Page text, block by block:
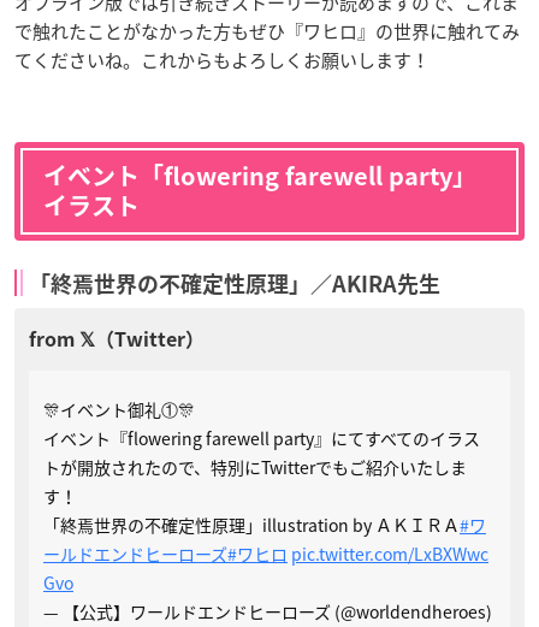
で触れたことがなかった方もぜひ『ワヒロ』の世界に触れてみ
てくださいね。これからもよろしくお願いします！
イベント「flowering farewell party」
イラスト
「終焉世界の不確定性原理」／AKIRA先生
🎊イベント御礼①🎊
イベント『flowering farewell party』にてすべてのイラス
トが開放されたので、特別にTwitterでもご紹介いたしま
す！
「終焉世界の不確定性原理」illustration by ＡＫＩＲＡ#ワ
ールドエンドヒーローズ#ワヒロ pic.twitter.com/LxBXWwc
Gvo
— 【公式】ワールドエンドヒーローズ (@worldendheroes)